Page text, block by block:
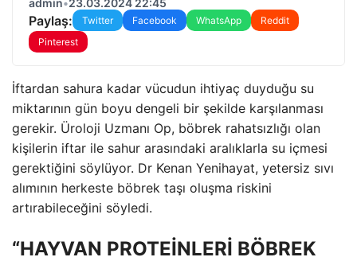
admin•23.03.2024 22:45
Paylaş: Twitter Facebook WhatsApp
Reddit
Pinterest
İftardan sahura kadar vücudun ihtiyaç duyduğu su
miktarının gün boyu dengeli bir şekilde karşılanması
gerekir. Üroloji Uzmanı Op, böbrek rahatsızlığı olan
kişilerin iftar ile sahur arasındaki aralıklarla su içmesi
gerektiğini söylüyor. Dr Kenan Yenihayat, yetersiz sıvı
alımının herkeste böbrek taşı oluşma riskini
artırabileceğini söyledi.
“HAYVAN PROTEİNLERİ BÖBREK